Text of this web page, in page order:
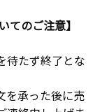
てのご注意】
待たず終了とな
を承った後に売